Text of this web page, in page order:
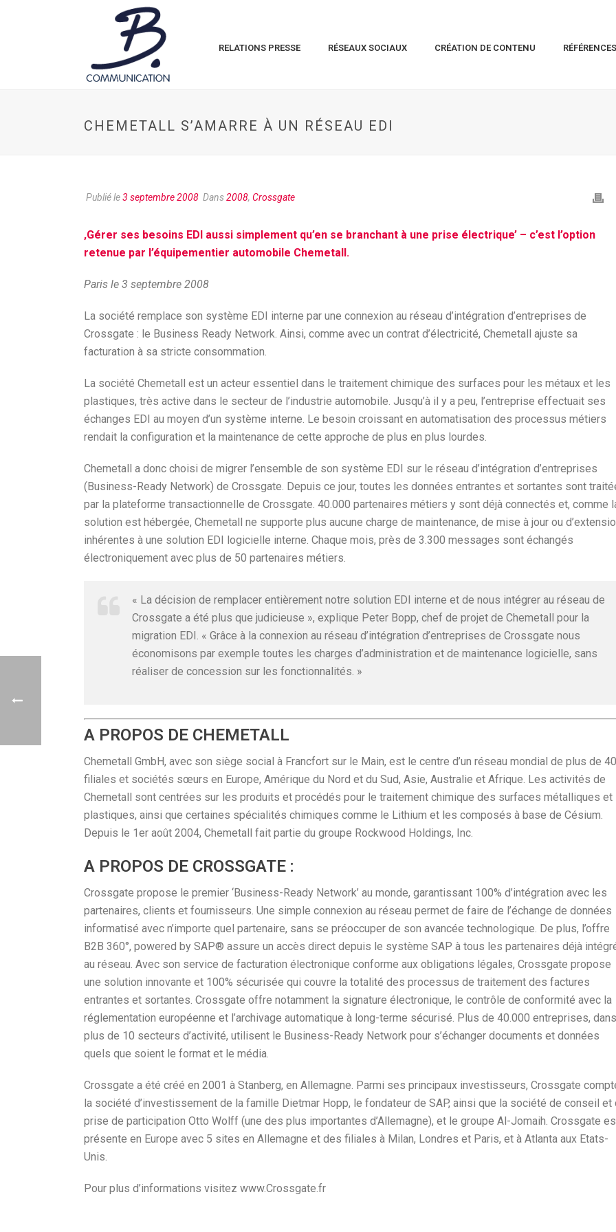
RELATIONS PRESSE RÉSEAUX SOCIAUX CRÉATION DE CONTENU
CHEMETALL S’AMARRE À UN RÉSEAU EDI
Publié le3 septembre 2008 Dans2008, Crossgate
‚Gérer ses besoins EDI aussi simplement qu’en se branchant à une prise électrique’ – c’est l’option
retenue par l’équipementier automobile Chemetall.
Paris le 3 septembre 2008
La société remplace son système EDI interne par une connexion au réseau d’intégration d’entreprises de
Crossgate : le Business Ready Network. Ainsi, comme avec un contrat d’électricité, Chemetall ajuste sa
facturation à sa stricte consommation.
La société Chemetall est un acteur essentiel dans le traitement chimique des surfaces pour les métaux et les
plastiques, très active dans le secteur de l’industrie automobile. Jusqu’à il y a peu, l’entreprise effectuait ses
échanges EDI au moyen d’un système interne. Le besoin croissant en automatisation des processus métiers
rendait la configuration et la maintenance de cette approche de plus en plus lourdes.
Chemetall a donc choisi de migrer l’ensemble de son système EDI sur le réseau d’intégration d’entreprises
(Business-Ready Network) de Crossgate. Depuis ce jour, toutes les données entrantes et sortantes sont
par la plateforme transactionnelle de Crossgate. 40.000 partenaires métiers y sont déjà connectés et, comme
solution est hébergée, Chemetall ne supporte plus aucune charge de maintenance, de mise à jour ou
inhérentes à une solution EDI logicielle interne. Chaque mois, près de 3.300 messages sont échangés
électroniquement avec plus de 50 partenaires métiers.
« La décision de remplacer entièrement notre solution EDI interne et de nous intégrer au réseau de
Crossgate a été plus que judicieuse », explique Peter Bopp, chef de projet de Chemetall pour la
migration EDI. « Grâce à la connexion au réseau d’intégration d’entreprises de Crossgate nous
économisons par exemple toutes les charges d’administration et de maintenance logicielle, sans
réaliser de concession sur les fonctionnalités. »
A PROPOS DE CHEMETALL
Chemetall GmbH, avec son siège social à Francfort sur le Main, est le centre d’un réseau mondial de plus de 40
filiales et sociétés sœurs en Europe, Amérique du Nord et du Sud, Asie, Australie et Afrique. Les activités de
Chemetall sont centrées sur les produits et procédés pour le traitement chimique des surfaces métalliques et
plastiques, ainsi que certaines spécialités chimiques comme le Lithium et les composés à base de Césium.
Depuis le 1er août 2004, Chemetall fait partie du groupe Rockwood Holdings, Inc.
A PROPOS DE CROSSGATE :
Crossgate propose le premier ‘Business-Ready Network’ au monde, garantissant 100% d’intégration avec les
partenaires, clients et fournisseurs. Une simple connexion au réseau permet de faire de l’échange de données
informatisé avec n’importe quel partenaire, sans se préoccuper de son avancée technologique. De plus, l’offre
B2B 360°, powered by SAP® assure un accès direct depuis le système SAP à tous les partenaires déjà
au réseau. Avec son service de facturation électronique conforme aux obligations légales, Crossgate propose
une solution innovante et 100% sécurisée qui couvre la totalité des processus de traitement des factures
entrantes et sortantes. Crossgate offre notamment la signature électronique, le contrôle de conformité avec la
réglementation européenne et l’archivage automatique à long-terme sécurisé. Plus de 40.000 entreprises, dans
plus de 10 secteurs d’activité, utilisent le Business-Ready Network pour s’échanger documents et données
quels que soient le format et le média.
Crossgate a été créé en 2001 à Stanberg, en Allemagne. Parmi ses principaux investisseurs, Crossgate
la société d’investissement de la famille Dietmar Hopp, le fondateur de SAP, ainsi que la société de conseil et
prise de participation Otto Wolff (une des plus importantes d’Allemagne), et le groupe Al-Jomaih. Crossgate
présente en Europe avec 5 sites en Allemagne et des filiales à Milan, Londres et Paris, et à Atlanta aux Etats-
Unis.
Pour plus d’informations visitez www.Crossgate.fr